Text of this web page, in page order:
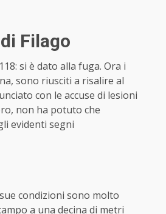
Filago
si è dato alla fuga. Ora i
sono riusciti a risalire al
con le accuse di lesioni
non ha potuto che
evidenti segni
condizioni sono molto
a una decina di metri